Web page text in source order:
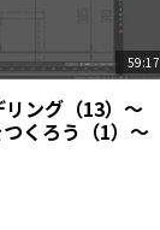
59:17
ング（13）～
くろう（1）～